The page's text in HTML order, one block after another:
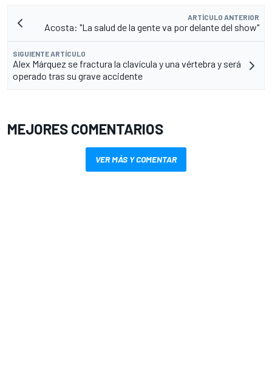
ARTÍCULO ANTERIOR
Acosta: "La salud de la gente va por delante del show"
SIGUIENTE ARTÍCULO
Alex Márquez se fractura la clavícula y una vértebra y será
operado tras su grave accidente
MEJORES COMENTARIOS
VER MÁS Y COMENTAR